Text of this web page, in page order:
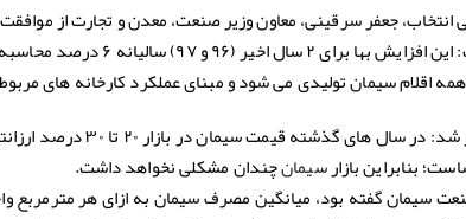
جعفر سرقینی، معاون وزیر صنعت، معدن و تجارت از موافقت این
خبر داد و گفت: این افزایش
سرقینی در این رابطه یادآور
بنابراین بازارسیمانچندان مشکلی نخواهد داشت.